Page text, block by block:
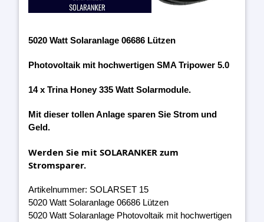
5020 Watt Solaranlage 06686 Lützen
Photovoltaik mit hochwertigen SMA Tripower 5.0
14 x Trina Honey 335 Watt Solarmodule.
Mit dieser tollen Anlage sparen Sie Strom und
Geld.
Werden Sie mit SOLARANKER zum
Stromsparer.
Artikelnummer: SOLARSET 15
5020 Watt Solaranlage 06686 Lützen
5020 Watt Solaranlage Photovoltaik mit hochwertigen